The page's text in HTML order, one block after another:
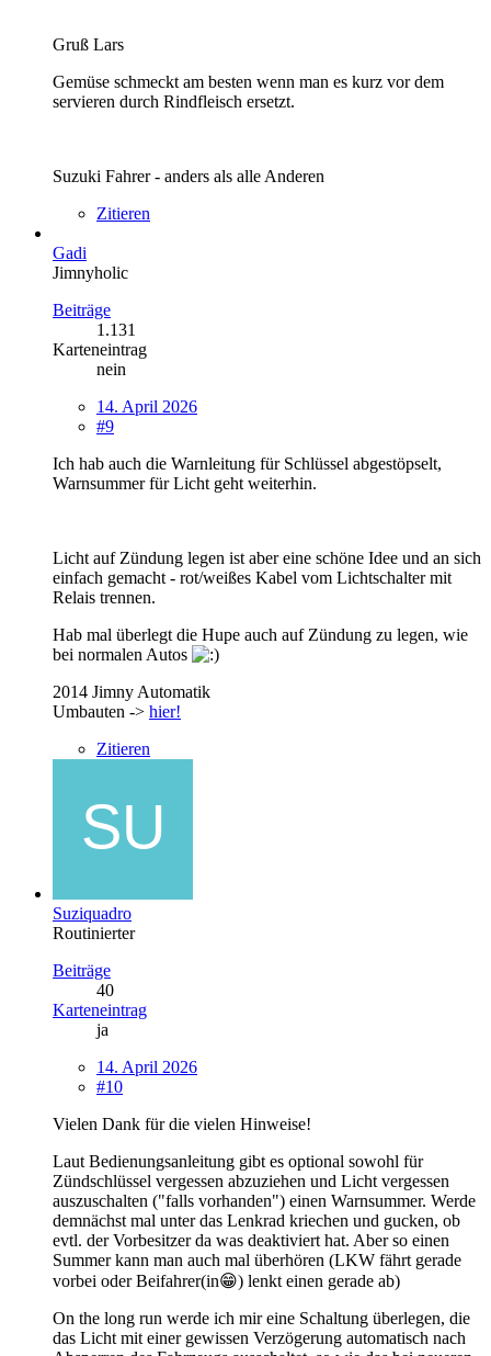
Gruß Lars
Gemüse schmeckt am besten wenn man es kurz vor dem
servieren durch Rindfleisch ersetzt.
Suzuki Fahrer - anders als alle Anderen
Zitieren
Gadi
Jimnyholic
Beiträge
1.131
Karteneintrag
nein
14. April 2026
#9
Ich hab auch die Warnleitung für Schlüssel abgestöpselt,
Warnsummer für Licht geht weiterhin.
Licht auf Zündung legen ist aber eine schöne Idee und an sich
einfach gemacht - rot/weißes Kabel vom Lichtschalter mit
Relais trennen.
Hab mal überlegt die Hupe auch auf Zündung zu legen, wie
bei normalen Autos
2014 Jimny Automatik
Umbauten -> hier!
Zitieren
Suziquadro
Routinierter
Beiträge
40
Karteneintrag
ja
14. April 2026
#10
Vielen Dank für die vielen Hinweise!
Laut Bedienungsanleitung gibt es optional sowohl für
Zündschlüssel vergessen abzuziehen und Licht vergessen
auszuschalten ("falls vorhanden") einen Warnsummer. Werde
demnächst mal unter das Lenkrad kriechen und gucken, ob
evtl. der Vorbesitzer da was deaktiviert hat. Aber so einen
Summer kann man auch mal überhören (LKW fährt gerade
vorbei oder Beifahrer(in😁) lenkt einen gerade ab)
On the long run werde ich mir eine Schaltung überlegen, die
das Licht mit einer gewissen Verzögerung automatisch nach